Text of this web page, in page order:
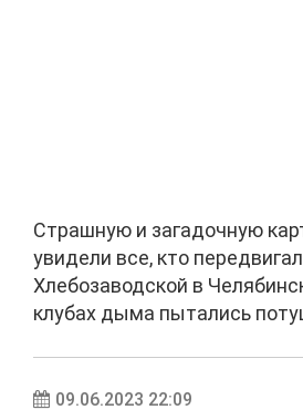
Страшную и загадочную
увидели все, кто
Хлебозаводской в
клубах дыма пытались
09.06.2023 22:09